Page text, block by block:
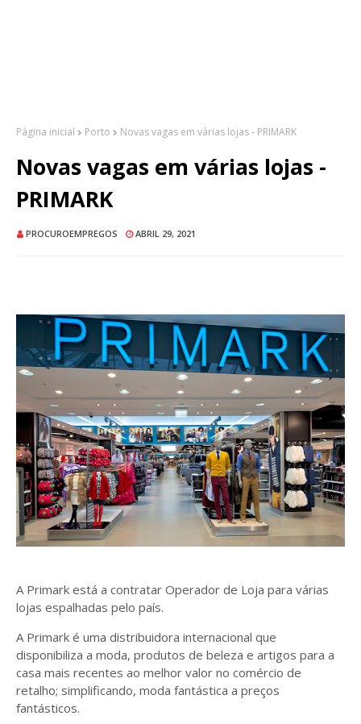
Página inicial Porto Novas vagas em várias lojas - PRIMARK
Novas vagas em várias lojas -
PRIMARK
PROCUROEMPREGOS ABRIL 29, 2021
A Primark está a contratar Operador de Loja para várias
lojas espalhadas pelo país.
A Primark é uma distribuidora internacional que
disponibiliza a moda, produtos de beleza e artigos para a
casa mais recentes ao melhor valor no comércio de
retalho; simplificando, moda fantástica a preços
fantásticos.